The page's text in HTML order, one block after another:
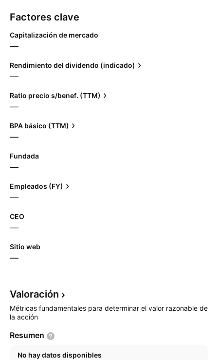
Factores clave
Capitalización de mercado
—
Rendimiento del dividendo (indicado)
—
Ratio precio s/benef. (TTM)
—
BPA básico (TTM)
—
Fundada
—
Empleados (FY)
—
CEO
—
Sitio web
—
Valoración
Métricas fundamentales para determinar el valor razonable de
la acción
Resumen
No hay datos disponibles